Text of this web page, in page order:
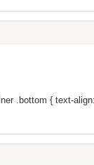
.bottom { text-